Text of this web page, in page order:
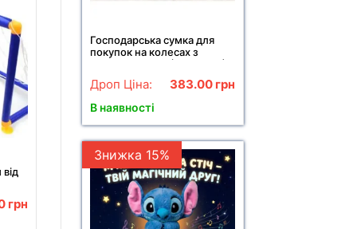
грн
Господарська сумка для
покупок на колесах з
ручкою SKK-01 (46*27*18)
Дроп Ціна: 383.00 грн
В наявності
Знижка 15%